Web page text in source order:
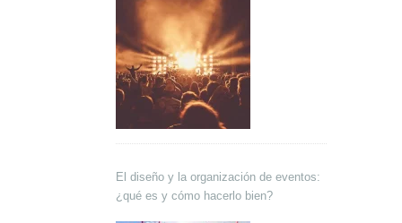
El diseño y la organización de eventos:
¿qué es y cómo hacerlo bien?